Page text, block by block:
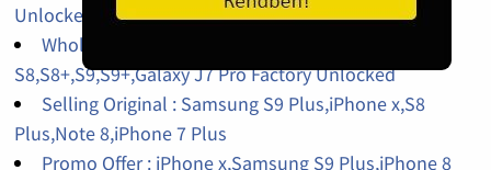
Unlocked
Wholesales iPhone X 64Gb,256Gb,Galaxy
S8,S8+,S9,S9+,Galaxy J7 Pro Factory Unlocked
Selling Original : Samsung S9 Plus,iPhone x,S8
Plus,Note 8,iPhone 7 Plus
Promo Offer : iPhone x,Samsung S9 Plus,iPhone 8